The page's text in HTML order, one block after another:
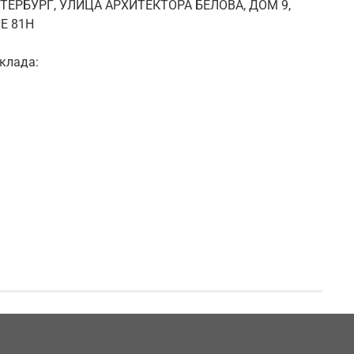
УЛИЦА АРХИТЕКТОРА БЕЛОВА, ДОМ 9,
81Н